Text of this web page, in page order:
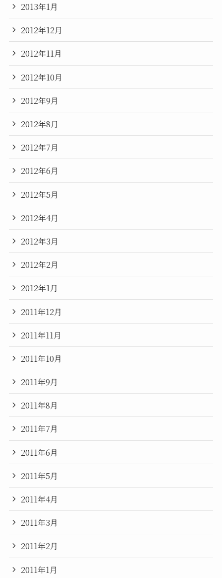
2013年1月
2012年12月
2012年11月
2012年10月
2012年9月
2012年8月
2012年7月
2012年6月
2012年5月
2012年4月
2012年3月
2012年2月
2012年1月
2011年12月
2011年11月
2011年10月
2011年9月
2011年8月
2011年7月
2011年6月
2011年5月
2011年4月
2011年3月
2011年2月
2011年1月